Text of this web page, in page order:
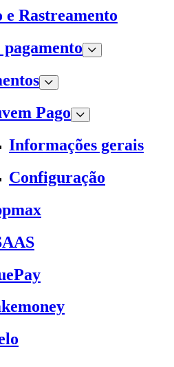
e Rastreamento
Pago
Informações gerais
Configuração